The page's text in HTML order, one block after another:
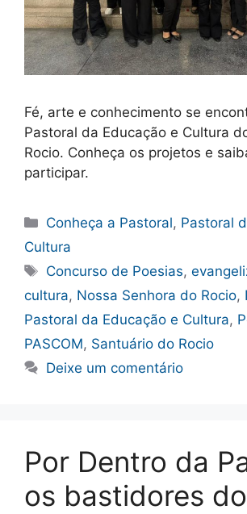
Fé, arte e conhecimento se
Pastoral da Educação e Cultura
Rocio. Conheça os projetos e
participar.
Categorias
Conheça a Pastoral, Pastoral
Cultura
Tags
Concurso de Poesias,
cultura, Nossa Senhora do Rocio,
Pastoral da Educação e Cultura,
PASCOM, Santuário do Rocio
Deixe um comentário
Por Dentro da
os bastidores